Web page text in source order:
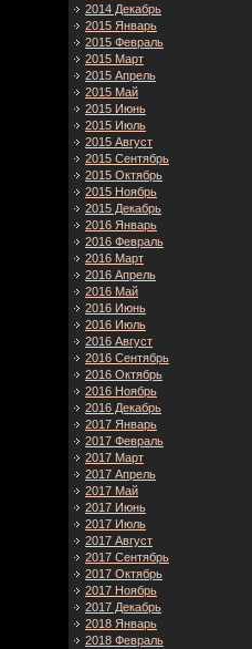
2014 Декабрь
2015 Январь
2015 Февраль
2015 Март
2015 Апрель
2015 Май
2015 Июнь
2015 Июль
2015 Август
2015 Сентябрь
2015 Октябрь
2015 Ноябрь
2015 Декабрь
2016 Январь
2016 Февраль
2016 Март
2016 Апрель
2016 Май
2016 Июнь
2016 Июль
2016 Август
2016 Сентябрь
2016 Октябрь
2016 Ноябрь
2016 Декабрь
2017 Январь
2017 Февраль
2017 Март
2017 Апрель
2017 Май
2017 Июнь
2017 Июль
2017 Август
2017 Сентябрь
2017 Октябрь
2017 Ноябрь
2017 Декабрь
2018 Январь
2018 Февраль